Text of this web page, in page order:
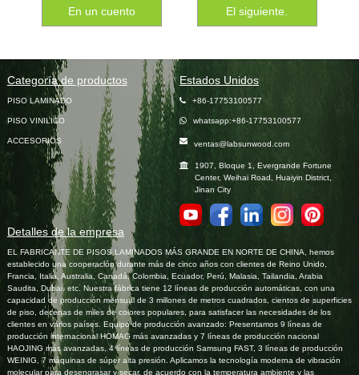
En un cuento El siguiente.
Categoría de productos
PISO LAMINADO
PISO VINILICO
ACCESORIOS
Estados Unidos
+86-17753100577
whatsapp:+86-17753100577
ventas@labsunwood.com
1907, Bloque 1, Evergrande Fortune
Center, Weihai Road, Huaiyin District,
Jinan City
Detalles de la empresa
EL FABRICANTE DE PISOS LAMINADOS MÁS GRANDE EN NORTE DE CHINA, hemos
establecido una cooperación durante más de cinco años con clientes de Reino Unido,
Francia, Italia, Australia, Canadá, Colombia, Ecuador, Perú, Malasia, Tailandia, Arabia
Saudita, Dubai, etc. Nuestra fábrica tiene 12 líneas de producción automáticas, con una
capacidad de producción mensual de 3 millones de metros cuadrados, cientos de superficies
de piso, decenas de miles de colores populares, para satisfacer las necesidades de los
clientes en varios países. Equipo de producción avanzado: Presentamos 9 líneas de
producción internacional HOMAG más avanzadas y 7 líneas de producción nacional
HAOJING más avanzadas, 4 líneas de producción Samsung FAST, 3 líneas de producción
WEINIG, 7 máquinas de súper alta presión. Aplicamos la tecnología moderna de vibración
molecular para desengrasar y secar, de acuerdo con la temperatura ambiente y las